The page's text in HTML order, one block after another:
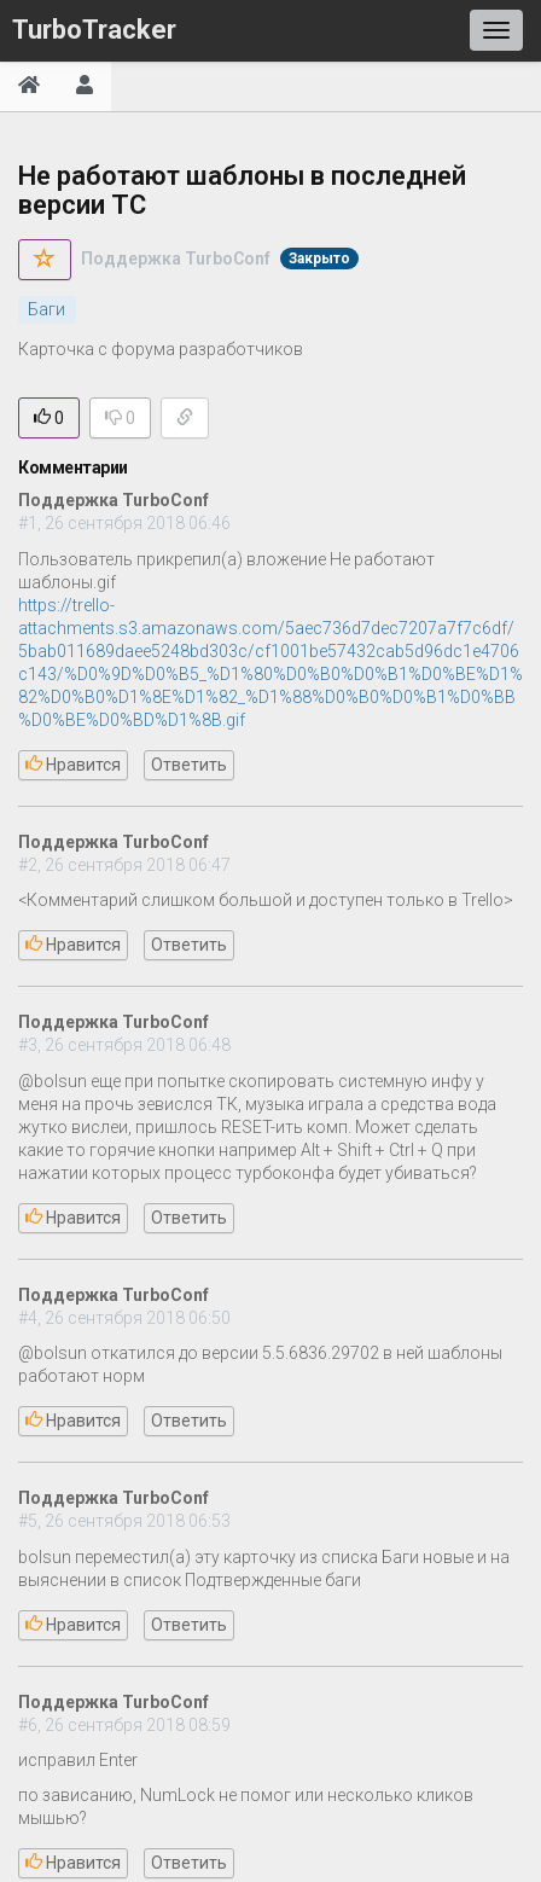
TurboTracker
Не работают шаблоны в последней
версии TC
Поддержка TurboConf Закрыто
Баги
Карточка с форума разработчиков
0 0
Комментарии
Поддержка TurboConf
#1, 26 сентября 2018 06:46
Пользователь прикрепил(а) вложение Не работают
шаблоны.gif
https://trello-
attachments.s3.amazonaws.com/5aec736d7dec7207a7f7c6df/
5bab011689daee5248bd303c/cf1001be57432cab5d96dc1e4706
c143/%D0%9D%D0%B5_%D1%80%D0%B0%D0%B1%D0%BE%D1%
82%D0%B0%D1%8E%D1%82_%D1%88%D0%B0%D0%B1%D0%BB
%D0%BE%D0%BD%D1%8B.gif
Нравится Ответить
Поддержка TurboConf
#2, 26 сентября 2018 06:47
<Комментарий слишком большой и доступен только в Trellо>
Нравится Ответить
Поддержка TurboConf
#3, 26 сентября 2018 06:48
@bolsun еще при попытке скопировать системную инфу у
меня на прочь зевислся ТК, музыка играла а средства вода
жутко вислеи, пришлось RESET-ить комп. Может сделать
какие то горячие кнопки например Alt + Shift + Ctrl + Q при
нажатии которых процесс турбоконфа будет убиваться?
Нравится Ответить
Поддержка TurboConf
#4, 26 сентября 2018 06:50
@bolsun откатился до версии 5.5.6836.29702 в ней шаблоны
работают норм
Нравится Ответить
Поддержка TurboConf
#5, 26 сентября 2018 06:53
bolsun переместил(а) эту карточку из списка Баги новые и на
выяснении в список Подтвержденные баги
Нравится Ответить
Поддержка TurboConf
#6, 26 сентября 2018 08:59
исправил Enter
по зависанию, NumLock не помог или несколько кликов
мышью?
Нравится Ответить